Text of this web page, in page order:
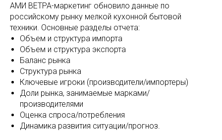
АМИ ВЕТРА-маркетинг обновило данные по
российскому рынку мелкой кухонной бытовой
техники. Основные разделы отчета:
Объем и структура импорта
Объем и структура экспорта
Баланс рынка
Структура рынка
Ключевые игроки (производители/импортеры)
Доли рынка, занимаемые марками/
производителями
Оценка спроса/потребления
Динамика развития ситуации/прогноз.